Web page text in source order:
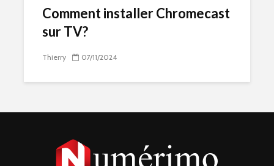
Comment installer Chromecast
sur TV?
Thierry 07/11/2024